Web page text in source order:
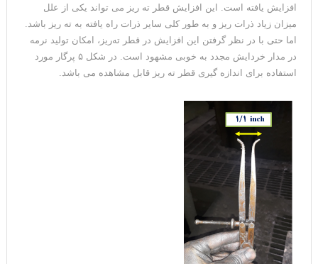
افزایش یافته است. این افزایش قطر ته ریز می تواند یکی از علل
میزان زیاد ذرات ریز و به طور کلی سایر ذرات راه یافته به ته ریز باشد.
اما حتی با در نظر گرفتن این افزایش در قطر ته‌ریز، امکان تولید نرمه
در مدار خردایش مجدد به خوبی مشهود است. در شکل ۵ پرگار مورد
استفاده برای اندازه گیری قطر ته ریز قابل مشاهده می باشد.